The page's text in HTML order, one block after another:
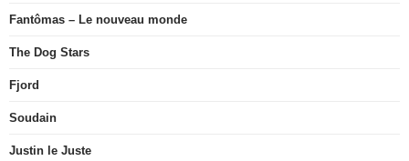
Fantômas – Le nouveau monde
The Dog Stars
Fjord
Soudain
Justin le Juste